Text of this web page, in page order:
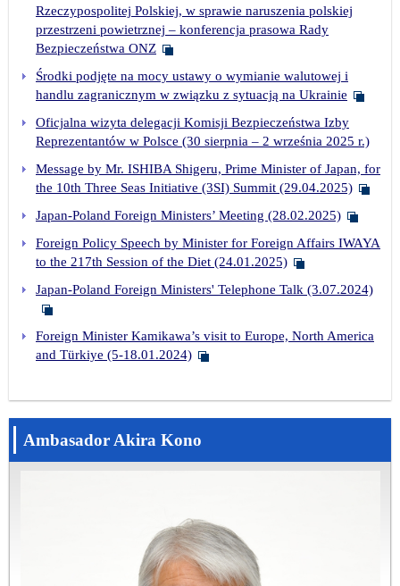
Rzeczypospolitej Polskiej, w sprawie naruszenia polskiej
przestrzeni powietrznej – konferencja prasowa Rady
Bezpieczeństwa ONZ
Środki podjęte na mocy ustawy o wymianie walutowej i
handlu zagranicznym w związku z sytuacją na Ukrainie
Oficjalna wizyta delegacji Komisji Bezpieczeństwa Izby
Reprezentantów w Polsce (30 sierpnia – 2 września 2025 r.)
Message by Mr. ISHIBA Shigeru, Prime Minister of Japan, for
the 10th Three Seas Initiative (3SI) Summit (29.04.2025)
Japan-Poland Foreign Ministers’ Meeting (28.02.2025)
Foreign Policy Speech by Minister for Foreign Affairs IWAYA
to the 217th Session of the Diet (24.01.2025)
Japan-Poland Foreign Ministers' Telephone Talk (3.07.2024)
Foreign Minister Kamikawa’s visit to Europe, North America
and Türkiye (5-18.01.2024)
Ambasador Akira Kono